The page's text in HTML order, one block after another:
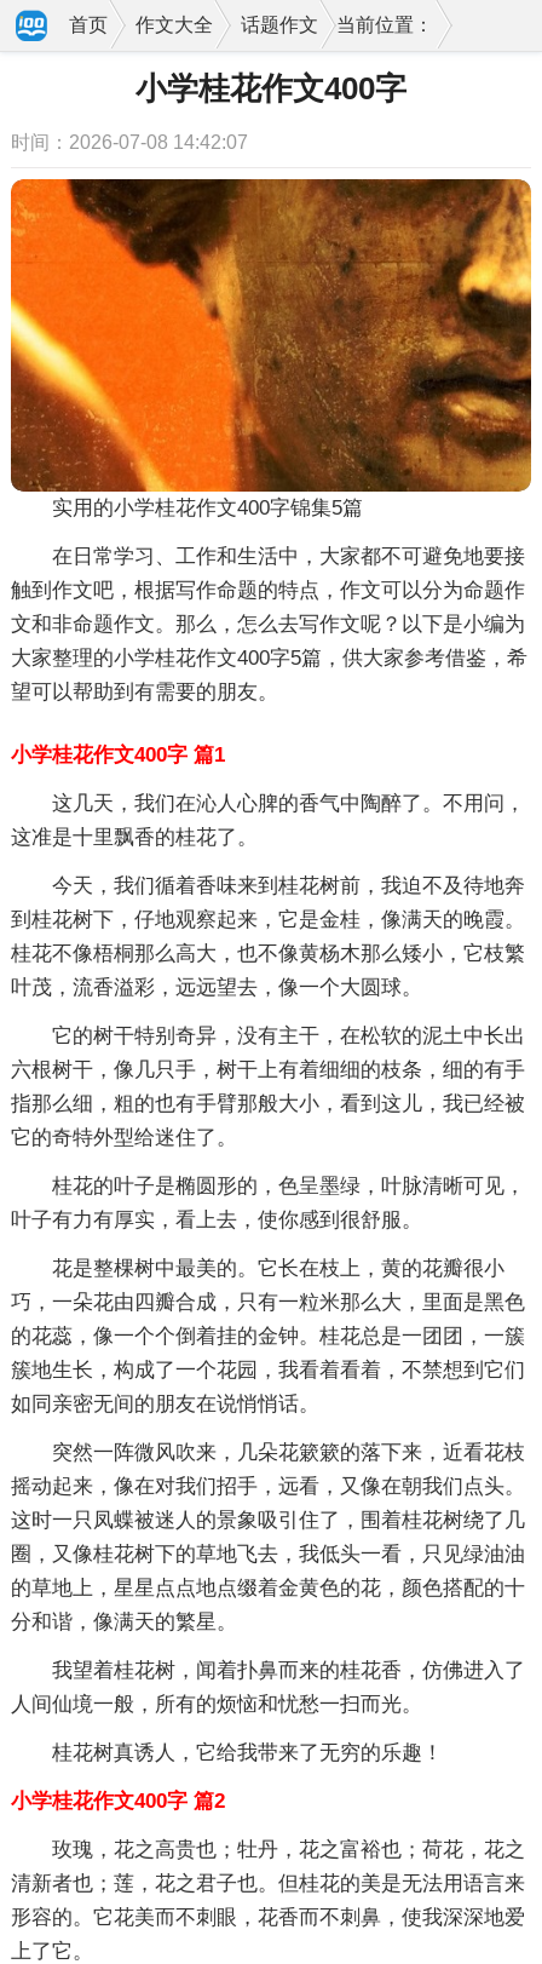
当前位置：
首页 作文大全 话题作文
小学桂花作文400字
时间：2026-07-08 14:42:07
实用的小学桂花作文400字锦集5篇
在日常学习、工作和生活中，大家都不可避免地要接
触到作文吧，根据写作命题的特点，作文可以分为命题作
文和非命题作文。那么，怎么去写作文呢？以下是小编为
大家整理的小学桂花作文400字5篇，供大家参考借鉴，希
望可以帮助到有需要的朋友。
小学桂花作文400字 篇1
这几天，我们在沁人心脾的香气中陶醉了。不用问，
这准是十里飘香的桂花了。
今天，我们循着香味来到桂花树前，我迫不及待地奔
到桂花树下，仔地观察起来，它是金桂，像满天的晚霞。
桂花不像梧桐那么高大，也不像黄杨木那么矮小，它枝繁
叶茂，流香溢彩，远远望去，像一个大圆球。
它的树干特别奇异，没有主干，在松软的泥土中长出
六根树干，像几只手，树干上有着细细的枝条，细的有手
指那么细，粗的也有手臂那般大小，看到这儿，我已经被
它的奇特外型给迷住了。
桂花的叶子是椭圆形的，色呈墨绿，叶脉清晰可见，
叶子有力有厚实，看上去，使你感到很舒服。
花是整棵树中最美的。它长在枝上，黄的花瓣很小
巧，一朵花由四瓣合成，只有一粒米那么大，里面是黑色
的花蕊，像一个个倒着挂的金钟。桂花总是一团团，一簇
簇地生长，构成了一个花园，我看着看着，不禁想到它们
如同亲密无间的朋友在说悄悄话。
突然一阵微风吹来，几朵花簌簌的落下来，近看花枝
摇动起来，像在对我们招手，远看，又像在朝我们点头。
这时一只凤蝶被迷人的景象吸引住了，围着桂花树绕了几
圈，又像桂花树下的草地飞去，我低头一看，只见绿油油
的草地上，星星点点地点缀着金黄色的花，颜色搭配的十
分和谐，像满天的繁星。
我望着桂花树，闻着扑鼻而来的桂花香，仿佛进入了
人间仙境一般，所有的烦恼和忧愁一扫而光。
桂花树真诱人，它给我带来了无穷的乐趣！
小学桂花作文400字 篇2
玫瑰，花之高贵也；牡丹，花之富裕也；荷花，花之
清新者也；莲，花之君子也。但桂花的美是无法用语言来
形容的。它花美而不刺眼，花香而不刺鼻，使我深深地爱
上了它。